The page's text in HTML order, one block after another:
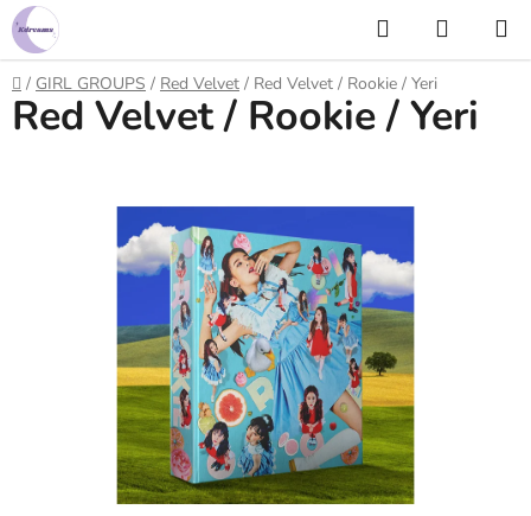
Prejsť
na
obsah
Hľadať
KOŠÍK
Domov
/ GIRL GROUPS / Red Velvet / Red Velvet / Rookie / Yeri
Red Velvet / Rookie / Yeri